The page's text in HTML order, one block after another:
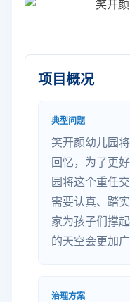
项目概况
典型问题
笑开颜幼儿园
回忆，为了更
园将这个重任
需要认真、踏
家为孩子们撑
的天空会更加广
治理方案